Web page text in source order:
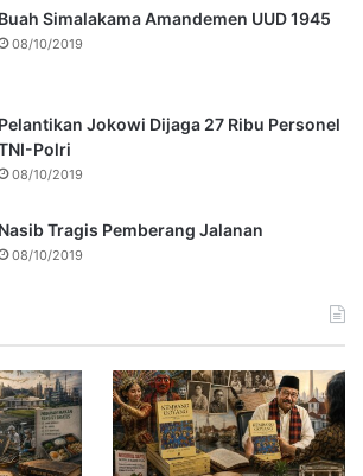
Buah Simalakama Amandemen UUD 1945
08/10/2019
Pelantikan Jokowi Dijaga 27 Ribu Personel
Polri
08/10/2019
Nasib Tragis Pemberang Jalanan
08/10/2019